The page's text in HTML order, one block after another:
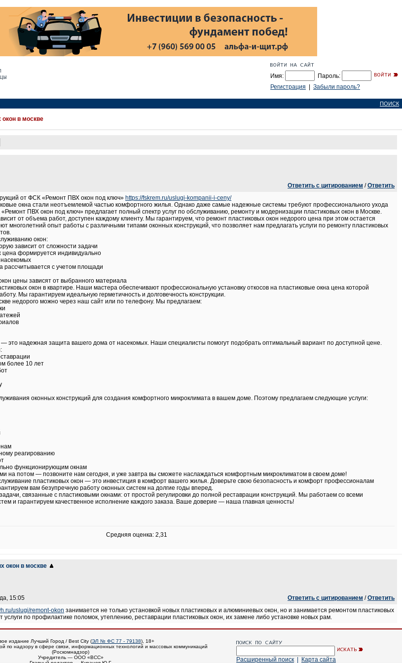
Имя:
Пароль:
Регистрация
Забыли пароль?
ПОИСК
в москве
Ответить с цитированием /Ответить
от ФСК «Ремонт ПВХ окон под ключ» https://fskrem.ru/uslugi-kompanii-i-ceny/
окна стали неотъемлемой частью комфортного жилья. Однако даже самые надежные системы требуют профессионального ухода
ПВХ окон под ключ» предлагает полный спектр услуг по обслуживанию, ремонту и модернизации пластиковых окон в Москве.
от объема работ, доступен каждому клиенту. Мы гарантируем, что ремонт пластиковых окон недорого цена при этом остается
многолетний опыт работы с различными типами оконных конструкций, что позволяет нам предлагать услуги по ремонту пластиковых
окон:
зависит от сложности задачи
цена формируется индивидуально
рассчитывается с учетом площади
цены зависят от выбранного материала
окон в квартире. Наши мастера обеспечивают профессиональную установку откосов на пластиковые окна цена которой
Мы гарантируем идеальную герметичность и долговечность конструкции.
недорого можно через наш сайт или по телефону. Мы предлагаем:
— это надежная защита вашего дома от насекомых. Наши специалисты помогут подобрать оптимальный вариант по доступной цене.
более 10 лет
оконных конструкций для создания комфортного микроклимата в вашем доме. Поэтому предлагаем следующие услуги:
реагированию
функционирующим окнам
на потом — позвоните нам сегодня, и уже завтра вы сможете наслаждаться комфортным микроклиматом в своем доме!
пластиковых окон — это инвестиция в комфорт вашего жилья. Доверьте свою безопасность и комфорт профессионалам
вам безупречную работу оконных систем на долгие годы вперед.
связанные с пластиковыми окнами: от простой регулировки до полной реставрации конструкций. Мы работаем со всеми
и гарантируем качественное исполнение каждого заказа. Ваше доверие — наша главная ценность!
Средняя оценка: 2,31
окон в москве
15:05
Ответить с цитированием /Ответить
uslugi/remont-okon занимается не только установкой новых пластиковых и алюминиевых окон, но и занимается ремонтом пластиковых
услуги по профилактике поломок, утеплению, реставрации пластиковых окон, их замене либо установке новых рам.
издание Лучший Город / Best City (ЭЛ № ФС 77 - 79138), 18+
по надзору в сфере связи, информационных технологий и массовых коммуникаций
(Роскомнадзор)
Учредитель — ООО «ВСС»
Расширенный поиск Карта сайта